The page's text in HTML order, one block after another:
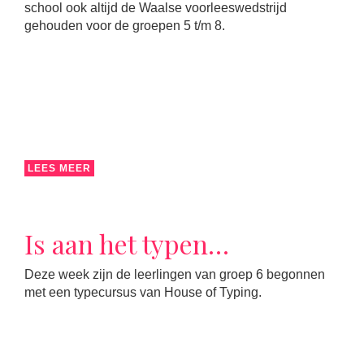
school ook altijd de Waalse voorleeswedstrijd
gehouden voor de groepen 5 t/m 8.
LEES MEER
Is aan het typen…
Deze week zijn de leerlingen van groep 6 begonnen
met een typecursus van House of Typing.